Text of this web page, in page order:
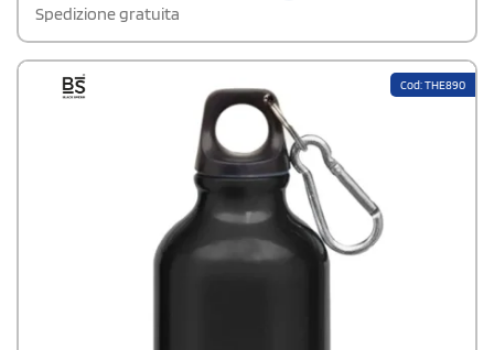
Spedizione gratuita
Cod: THE890